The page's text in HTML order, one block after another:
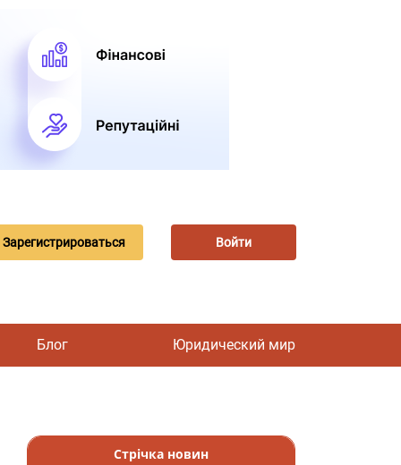
Зарегистрироваться Войти
Блог Юридический мир
Стрічка новин